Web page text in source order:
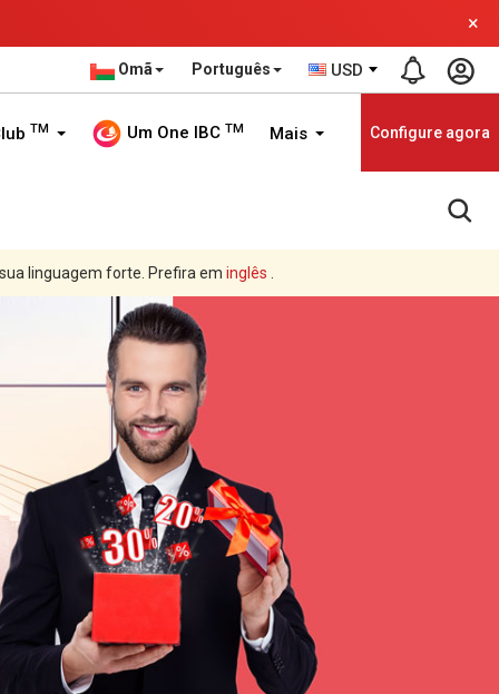
×
Omã Português USD
TM Um One IBC TM Mais Configure agora
linguagem forte. Prefira em inglês .